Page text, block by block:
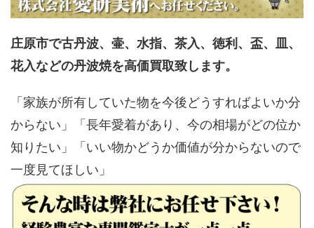
庄原市で古丹波、壷、水指、茶入、徳利、盃、皿、
花入などの丹波焼を高価買取致します。
「家族が所有していた物を今後どうすればよいか分
からない」「長年愛着があり、今の相場がどの位か
知りたい」「いい物かどうか価値が分からないので
一度見てほしい」